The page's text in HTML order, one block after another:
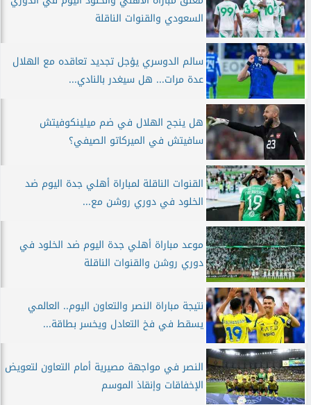
السعودي والقنوات الناقلة
سالم الدوسري يؤجل تجديد تعاقده مع الهلال
عدة مرات... هل سيغدر بالنادي...
هل ينجح الهلال في ضم ميلينكوفيتش
سافيتش في الميركاتو الصيفي؟
القنوات الناقلة لمباراة أهلي جدة اليوم ضد
الخلود في دوري روشن مع...
موعد مباراة أهلي جدة اليوم ضد الخلود في
دوري روشن والقنوات الناقلة
نتيجة مباراة النصر والتعاون اليوم.. العالمي
يسقط في فخ التعادل ويخسر بطاقة...
النصر في مواجهة مصيرية أمام التعاون لتعويض
الإخفاقات وإنقاذ الموسم